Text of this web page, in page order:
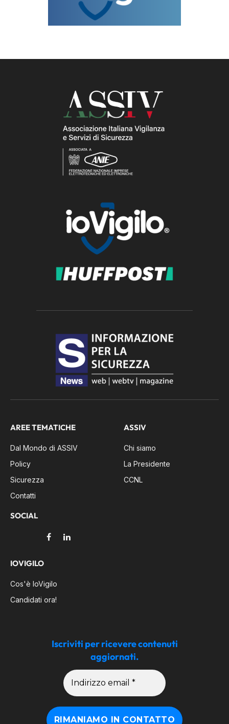
AREE TEMATICHE
Dal Mondo di ASSIV
Policy
Sicurezza
Contatti
SOCIAL
FacebookLinkedIn
ASSIV
Chi siamo
La Presidente
CCNL
IOVIGILO
Cos'è IoVigilo
Candidati ora!
Iscriviti per ricevere contenuti
aggiornati.